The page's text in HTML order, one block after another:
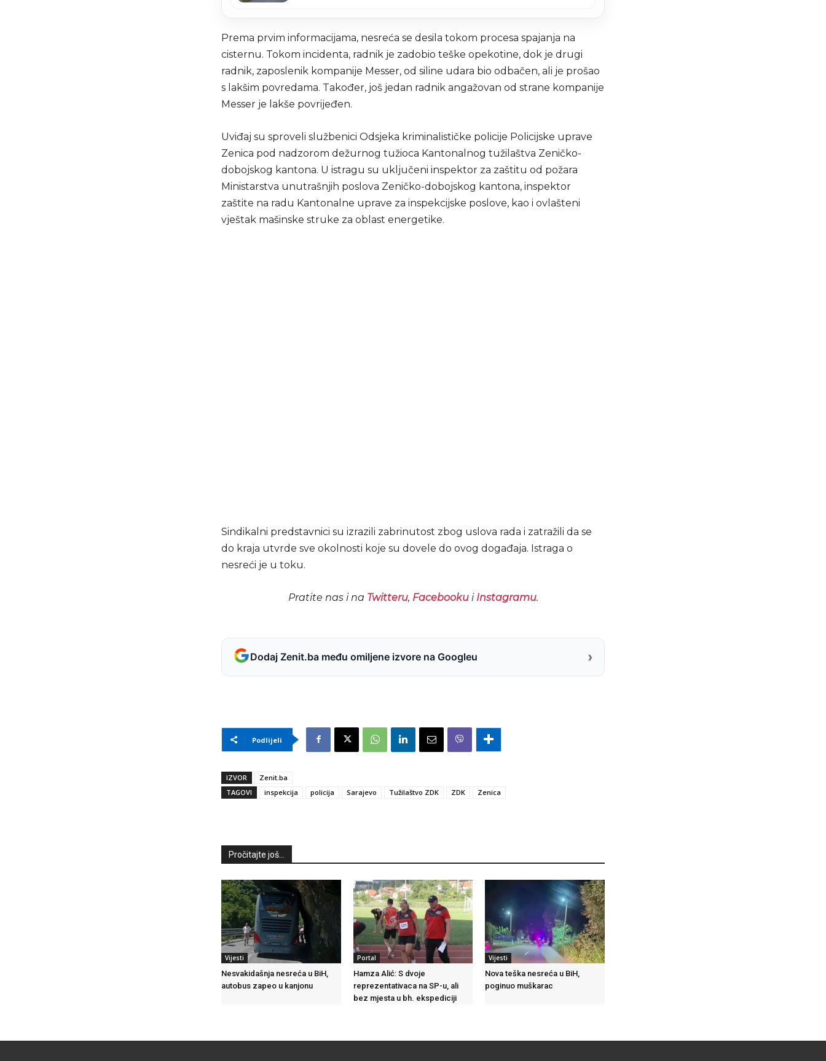
Prema prvim informacijama, nesreća se desila tokom procesa spajanja na
cisternu. Tokom incidenta, radnik je zadobio teške opekotine, dok je drugi
radnik, zaposlenik kompanije Messer, od siline udara bio odbačen, ali je prošao
s lakšim povredama. Također, još jedan radnik angažovan od strane kompanije
Messer je lakše povrijeđen.
Uviđaj su sproveli službenici Odsjeka kriminalističke policije Policijske uprave
Zenica pod nadzorom dežurnog tužioca Kantonalnog tužilaštva Zeničko-
dobojskog kantona. U istragu su uključeni inspektor za zaštitu od požara
Ministarstva unutrašnjih poslova Zeničko-dobojskog kantona, inspektor
zaštite na radu Kantonalne uprave za inspekcijske poslove, kao i ovlašteni
vještak mašinske struke za oblast energetike.
Sindikalni predstavnici su izrazili zabrinutost zbog uslova rada i zatražili da se
do kraja utvrde sve okolnosti koje su dovele do ovog događaja. Istraga o
nesreći je u toku.
Pratite nas i na Twitteru, Facebookui Instagramu.
Dodaj Zenit.ba među omiljene izvore na Googleu ›
Podlijeli
IZVOR
Zenit.ba
TAGOVI
inspekcija policija Sarajevo Tužilaštvo ZDK ZDK Zenica
Pročitajte još...
Vijesti
Nesvakidašnja nesreća u BiH,
autobus zapeo u kanjonu
Portal
Hamza Alić: S dvoje
reprezentativaca na SP-u, ali
bez mjesta u bh. ekspediciji
Vijesti
Nova teška nesreća u BiH,
poginuo muškarac